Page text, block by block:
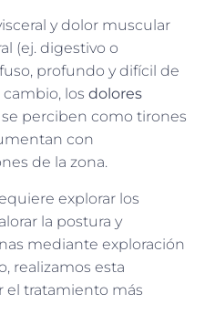
y dolor muscular
(ej. digestivo o
profundo y difícil de
cambio, los dolores
se perciben como tirones
con
de la zona.
explorar los
la postura y
mediante exploración
realizamos esta
el tratamiento más